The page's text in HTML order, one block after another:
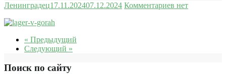
Ленинградец17.11.202407.12.2024 Комментариев нет
« Предыдущий
Следующий »
Поиск по сайту